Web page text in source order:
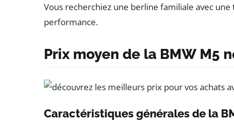
Vous recherchiez une berline familiale avec
performance.
Prix moyen de la BMW M5
Caractéristiques générales de la